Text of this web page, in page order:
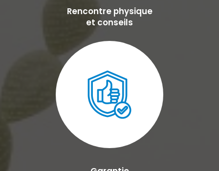
Rencontre physique
et conseils